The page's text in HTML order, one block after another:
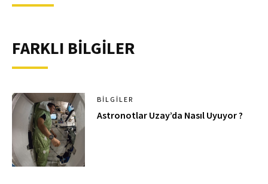
FARKLI BİLGİLER
BILGILER
Astronotlar Uzay’da Nasıl Uyuyor ?